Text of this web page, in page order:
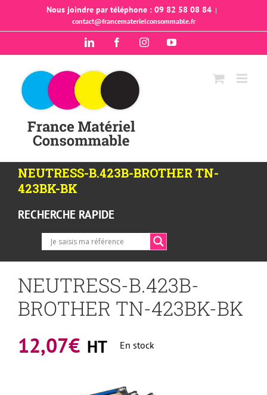
Nous joindre par téléphone : 09 82 58 08 84 |
contact@francematerielconsommable.fr
LinkedIn FacebookInstagramYouTube
NEUTRESS-B.423B-BROTHER TN-
423BK-BK
RECHERCHE RAPIDE
NEUTRESS-B.423B-
BROTHER TN-423BK-BK
12,07€ HT En stock